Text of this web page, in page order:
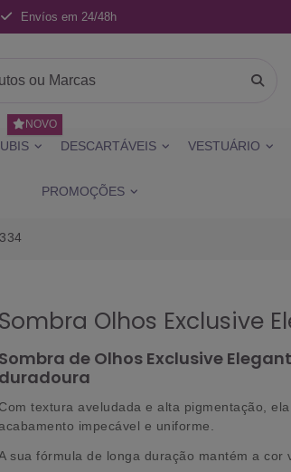
Envíos em 24/48h
NOVO
DESCARTÁVEIS VESTUÁRIO
PROMOÇÕES
Sombra Olhos Exclusive
Sombra de Olhos Exclusive
duradoura
Com textura aveludada e alta pigmentação,
impecável e uniforme.
sua fórmula de longa duração mantém a